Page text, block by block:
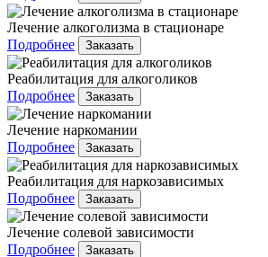
Лечение алкоголизма в стационаре
Подробнее
Заказать
Реабилитация для алкоголиков
Подробнее
Заказать
Лечение наркомании
Подробнее
Заказать
Реабилитация для наркозависимых
Подробнее
Заказать
Лечение солевой зависимости
Подробнее
Заказать